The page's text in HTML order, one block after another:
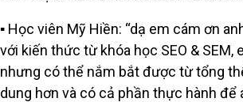
▪️ Học viên Mỹ Hiền: “dạ em cám ơn
với kiến thức từ khóa học SEO & SEM,
nhưng có thể nắm bắt được từ tổng
dung hơn và có cả phần thực hành để